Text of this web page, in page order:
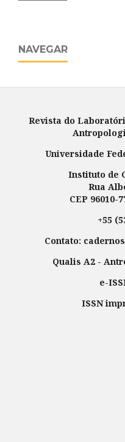
NAVEGAR
Revista do
Universidade
Instituto de
Rua
CEP 96010-
+55
Contato:
Qualis A2 -
e-
ISSN